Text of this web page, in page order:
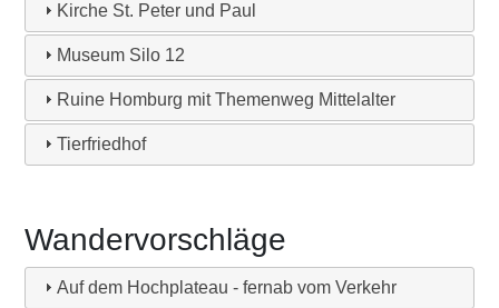
Kirche St. Peter und Paul
Museum Silo 12
Ruine Homburg mit Themenweg Mittelalter
Tierfriedhof
Wandervorschläge
Auf dem Hochplateau - fernab vom Verkehr